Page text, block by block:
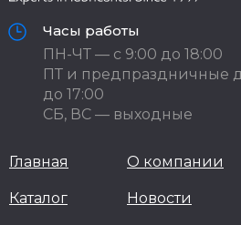
Часы работы
ПН-ЧТ — с 9:00 до 18:00
ПТ и предпраздничные
до 17:00
СБ, ВС — выходные
Главная
Каталог
О компании
Новости